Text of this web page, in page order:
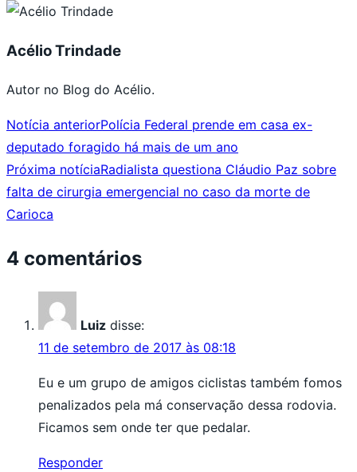
Acélio Trindade
Autor no Blog do Acélio.
Notícia anteriorPolícia Federal prende em casa ex-
deputado foragido há mais de um ano
Próxima notíciaRadialista questiona Cláudio Paz sobre
falta de cirurgia emergencial no caso da morte de
Carioca
4 comentários
Luiz disse:
11 de setembro de 2017 às 08:18
Eu e um grupo de amigos ciclistas também fomos
penalizados pela má conservação dessa rodovia.
Ficamos sem onde ter que pedalar.
Responder